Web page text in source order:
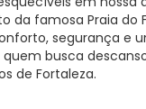
da famosa Praia do
segurança e
busca
de Fortaleza.